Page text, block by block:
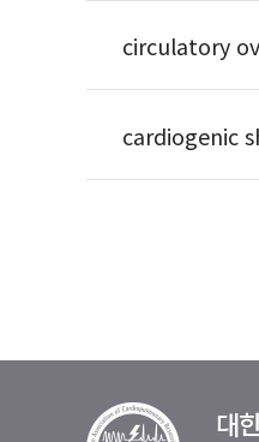
circulatory
cardiogenic
대